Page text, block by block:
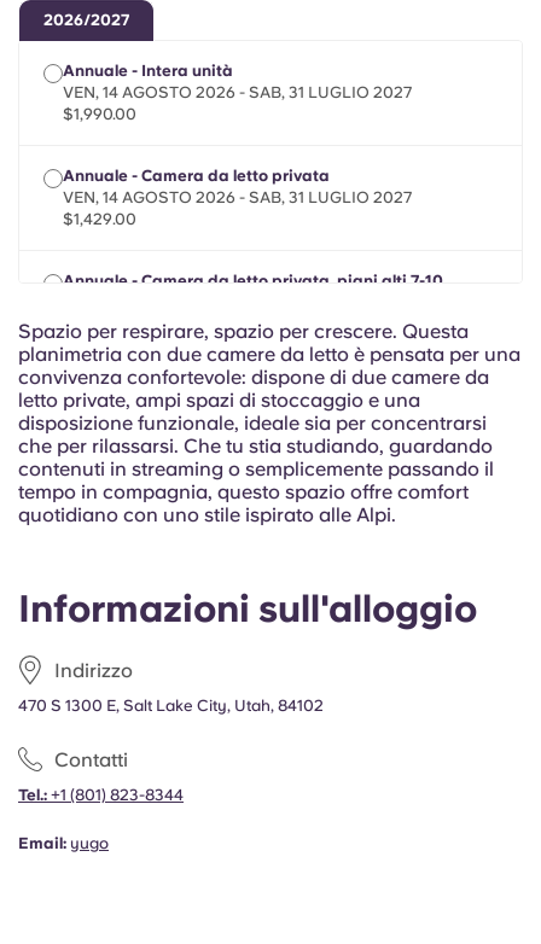
Italian
Informazioni sull'alloggio
Indirizzo
470 S 1300 E, Salt Lake City, Utah, 84102
Contatti
Tel.: +1 (801) 823-8344
Email: yugo
2026/2027
Annuale - Intera unità
VEN, 14 AGOSTO 2026 - SAB, 31 LUGLIO 2027
$1,990.00
Annuale - Camera da letto privata
VEN, 14 AGOSTO 2026 - SAB, 31 LUGLIO 2027
$1,429.00
Annuale - Camera da letto privata, piani alti 7-10
$1,474.00
Spazio per respirare, spazio per crescere. Questa
planimetria con due camere da letto è pensata per una
convivenza confortevole: dispone di due camere da
letto private, ampi spazi di stoccaggio e una
disposizione funzionale, ideale sia per concentrarsi
che per rilassarsi. Che tu stia studiando, guardando
contenuti in streaming o semplicemente passando il
tempo in compagnia, questo spazio offre comfort
quotidiano con uno stile ispirato alle Alpi.